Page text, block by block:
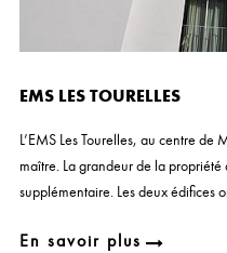
EMS LES TOURELLES
L’EMS Les Tourelles, au centre
maître. La grandeur de la propriété
supplémentaire. Les deux édifices
En savoir plus